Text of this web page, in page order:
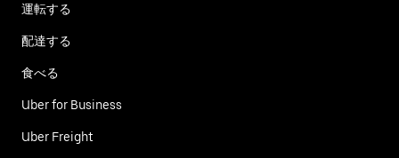
運転する
配達する
食べる
Uber for Business
Uber Freight